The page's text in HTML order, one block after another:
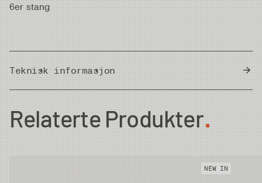
6er stang
Teknisk informasjon
Country of Origin Thailand
Relaterte Produkter
NEW IN